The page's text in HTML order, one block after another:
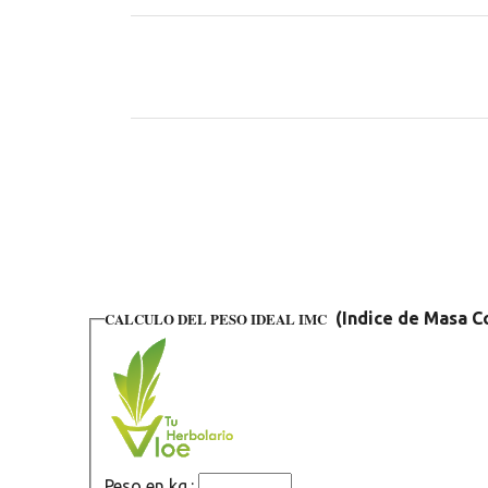
o
s
CALCULO DEL PESO IDEAL IMC (Indice de Masa